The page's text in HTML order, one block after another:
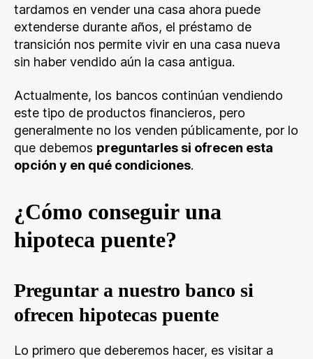
tardamos en vender una casa ahora puede
extenderse durante años, el préstamo de
transición nos permite vivir en una casa nueva
sin haber vendido aún la casa antigua.
Actualmente, los bancos continúan vendiendo
este tipo de productos financieros, pero
generalmente no los venden públicamente, por lo
que debemos preguntarles si ofrecen esta
opción y en qué condiciones.
¿Cómo conseguir una
hipoteca puente?
Preguntar a nuestro banco si
ofrecen hipotecas puente
Lo primero que deberemos hacer, es visitar a